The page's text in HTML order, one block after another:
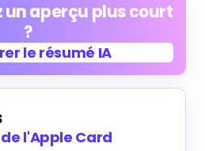
un aperçu plus court
?
le résumé IA
le résumé IA
l'Apple Card